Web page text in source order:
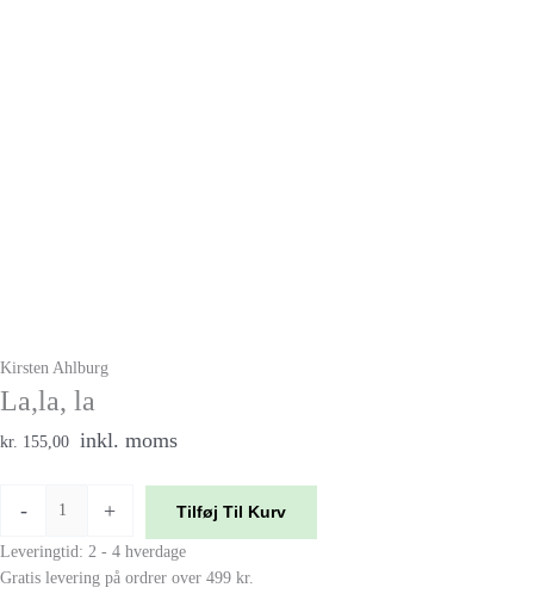
Kirsten Ahlburg
La,la, la
kr. 155,00 inkl. moms
- + Tilføj Til Kurv
Leveringtid: 2 - 4 hverdage
Gratis levering på ordrer over 499 kr.